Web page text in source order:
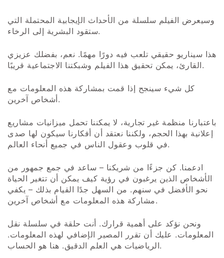
وسيعرض الفيلم سلسلة من الأحداث الإيجابية المحتملة التي
ستقود البشرية إلى الرخاء.
هذا سيناريو حقيقي تلعب فيه دورًا مهمًا. نعم، بفضلك عزيزي
القارئ، يمكن تحقيق هذا الفيلم وشبكتنا الاجتماعية قريبًا.
كل شيء سينجح إذا قمت بمشاركة هذه المعلومات مع
أشخاص آخرين.
باعتبارنا منظمة غير تجارية، لا يمكننا تحمل ميزانيات مشاريع
إعلانية بهذا الحجم، ولكننا نعتقد أن أفكارنا سيكون لها صدى
في قلوب وعقول الناس في جميع أنحاء العالم.
ادعمنا. كن جزءًا من شريكنا – ساعد في جمع جمهور من
الأشخاص الذين يرغبون في رؤية كيف يمكن أن تتغير الحياة
نحو الأفضل في سنهم. من السهل جدًا القيام بذلك – يكفي
مشاركة هذه المعلومات مع أشخاص آخرين.
ونحن نؤكد على أهمية قرارك. أنت حلقة في سلسلة نقل
المعلومات. عليك أن تقرر المصير الإضافي لهذه المعلومات.
الرياضيات هي العلم الدقيق. هنا هو الحساب.